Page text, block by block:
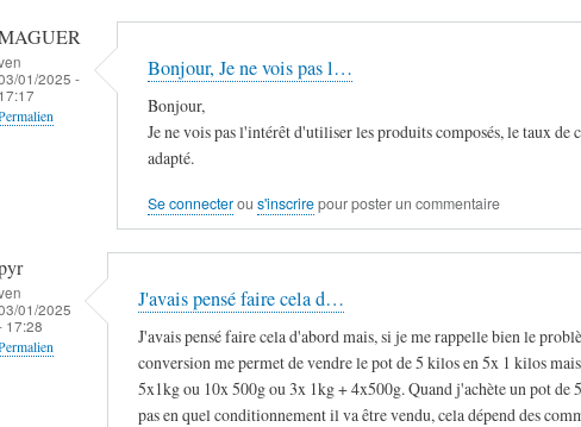
01/2025 -
17:17
Bonjour, Je ne vois pas l…
Bonjour,
Je ne vois pas l'intérêt d'utiliser les produits composés, le taux de
adapté.
Se connecterou s'inscrirepour poster un commentaire
01/2025
17:28
J'avais pensé faire cela d…
J'avais pensé faire cela d'abord mais, si je me rappelle bien le
conversion me permet de vendre le pot de 5 kilos en 5x 1 kilos
5x1kg ou 10x 500g ou 3x 1kg + 4x500g. Quand j'achète un pot de
pas en quel conditionnement il va être vendu, cela dépend des